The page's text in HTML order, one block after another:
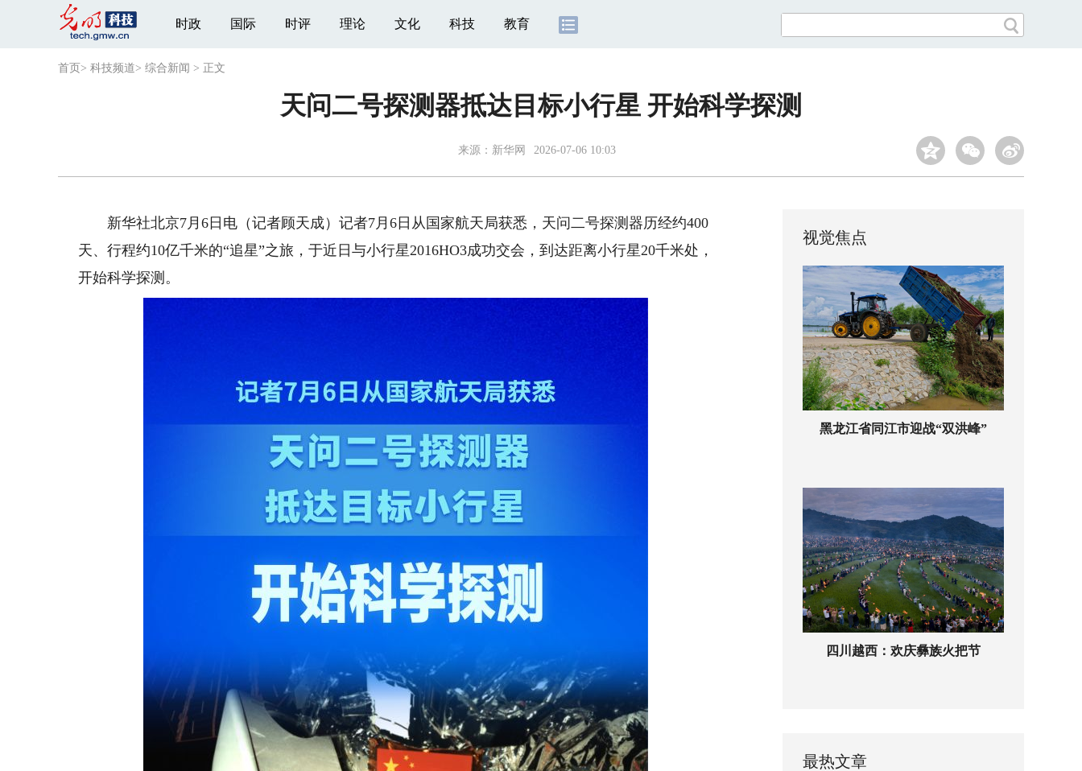
时政 国际 时评 理论 文化 科技 教育
首页 > 科技频道> 综合新闻 > 正文
天问二号探测器抵达目标小行星 开始科学探测
来源： 新华网 2026-07-06 10:03
新华社北京7月6日电（记者顾天成）记者7月6日从国家航天局获悉，天问二号探测器历经约400
天、行程约10亿千米的“追星”之旅，于近日与小行星2016HO3成功交会，到达距离小行星20千米处，
开始科学探测。
视觉焦点
黑龙江省同江市迎战“双洪峰”
四川越西：欢庆彝族火把节
最热文章